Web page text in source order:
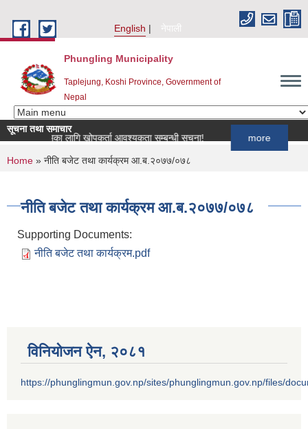
English
नेपाली
Phungling Municipality
Taplejung, Koshi Province, Government of
Nepal
सूचना तथा समाचार
लागि खोपकर्ता आवश्यकता सम्बन्धी सूचना!
You are here
Home » नीति बजेट तथा कार्यक्रम आ.ब.२०७७/०७८
नीति बजेट तथा कार्यक्रम आ.ब.२०७७/०७८
Supporting Documents:
नीति बजेट तथा कार्यक्रम.pdf
विनियोजन ऐन‚ २०८१
https://phunglingmun.gov.np/sites/phunglingmun.gov.np/files/